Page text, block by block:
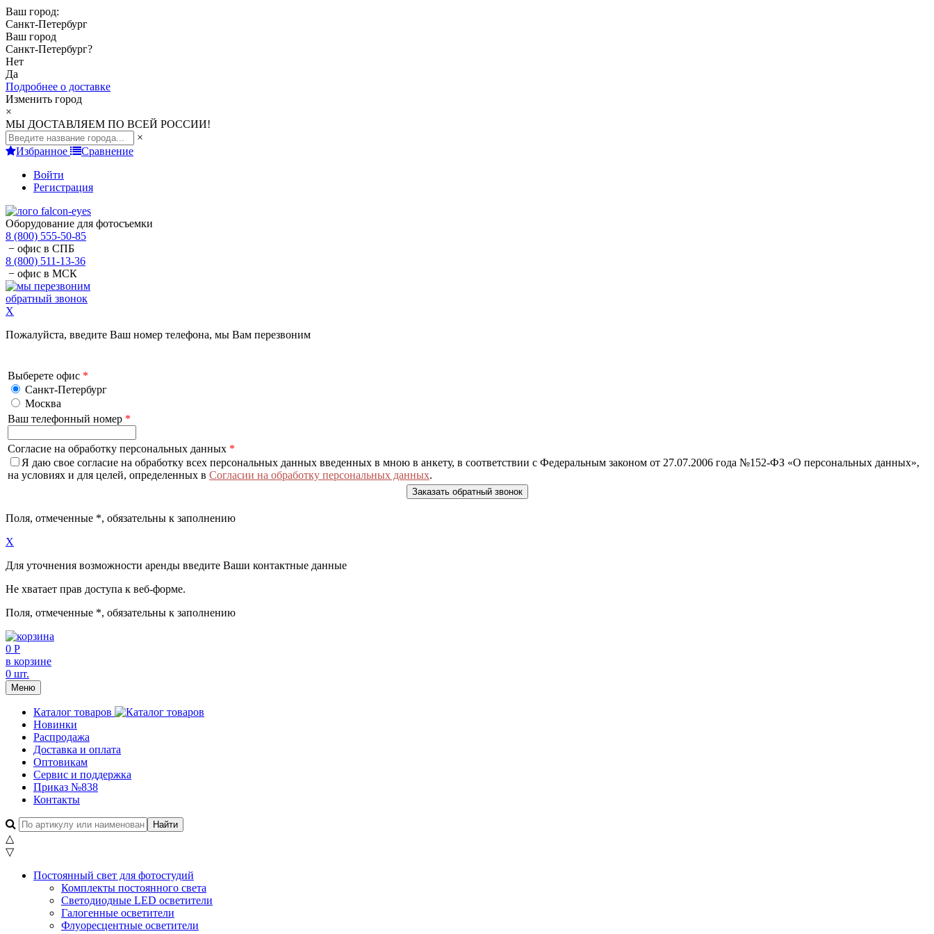
Ваш город:
Санкт-Петербург
Ваш город
Санкт-Петербург?
Нет
Да
Подробнее о доставке
Изменить город
×
МЫ ДОСТАВЛЯЕМ ПО ВСЕЙ РОССИИ!
×
Избранное
Сравнение
Войти
Регистрация
Оборудование для фотосъемки
8 (800) 555-50-85
− офис в СПБ
8 (800) 511-13-36
− офис в МСК
обратный звонок
X
Пожалуйста, введите Ваш номер телефона, мы Вам перезвоним
Выберете офис *
Санкт-Петербург
Москва
Ваш телефонный номер *
Согласие на обработку персональных данных *
Я даю свое согласие на обработку всех персональных данных введенных в мною в анкету, в соответствии с Федеральным законом от 27.07.2006 года №152-ФЗ «О персональных данных»,
на условиях и для целей, определенных в Согласии на обработку персональных данных.
Поля, отмеченные *, обязательны к заполнению
X
Для уточнения возможности аренды введите Ваши контактные данные
Не хватает прав доступа к веб-форме.
Поля, отмеченные *, обязательны к заполнению
0 Р
в корзине
0 шт.
Меню
Каталог товаров
Новинки
Распродажа
Доставка и оплата
Оптовикам
Сервис и поддержка
Приказ №838
Контакты
△
▽
Постоянный свет для фотостудий
Комплекты постоянного света
Светодиодные LED осветители
Галогенные осветители
Флуоресцентные осветители